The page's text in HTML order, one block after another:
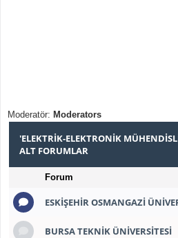
Moderatör: Moderators
'ELEKTRIK-ELEKTRONIK
ALT FORUMLAR
Forum
ESKIŞEHIR OSMANGAZI
BURSA TEKNIK ÜNIVERSITESI